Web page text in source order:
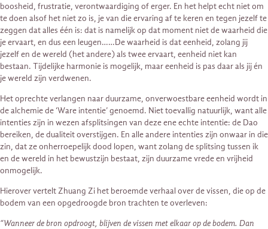
boosheid, frustratie, verontwaardiging of erger. En het helpt echt niet om
te doen alsof het niet zo is, je van die ervaring af te keren en tegen jezelf te
zeggen dat alles één is: dat is namelijk op dat moment niet de waarheid die
je ervaart, en dus een leugen……De waarheid is dat eenheid, zolang jij
jezelf en de wereld (het andere) als twee ervaart, eenheid niet kan
bestaan. Tijdelijke harmonie is mogelijk, maar eenheid is pas daar als jij én
je wereld zijn verdwenen.
Het oprechte verlangen naar duurzame, onverwoestbare eenheid wordt in
de alchemie de ‘Ware intentie’ genoemd. Niet toevallig natuurlijk, want alle
intenties zijn in wezen afsplitsingen van deze ene echte intentie: de Dao
bereiken, de dualiteit overstijgen. En alle andere intenties zijn onwaar in die
zin, dat ze onherroepelijk dood lopen, want zolang de splitsing tussen ik
en de wereld in het bewustzijn bestaat, zijn duurzame vrede en vrijheid
onmogelijk.
Hierover vertelt Zhuang Zi het beroemde verhaal over de vissen, die op de
bodem van een opgedroogde bron trachten te overleven:
“Wanneer de bron opdroogt, blijven de vissen met elkaar op de bodem. Dan